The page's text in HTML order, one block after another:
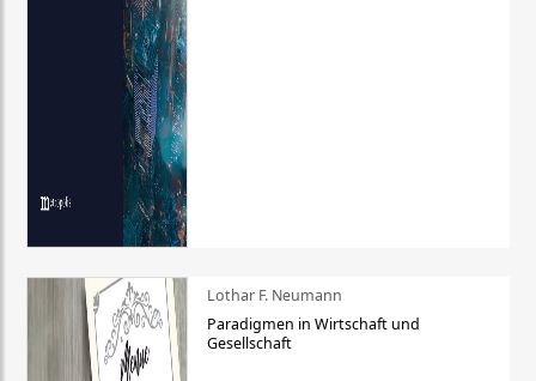
Lothar F. Neumann
Paradigmen in Wirtschaft und
Gesellschaft